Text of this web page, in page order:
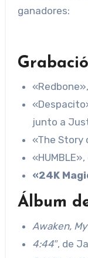
ganadores:
junto a
«The Story
«24K
Álbum
Awaken,
4:44″, de